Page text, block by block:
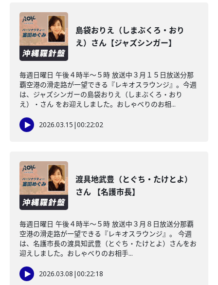
島袋おりえ（しまぶくろ・おり
え）さん【ジャズシンガー】
毎週日曜日 午後４時半～５時 放送中３月１５日放送分那
覇空港の滑走路が一望できる『レキオスラウンジ』。今週
は、ジャズシンガーの島袋おりえ（しまぶくろ・おり
え）・さん をお迎えしました。おしゃべりのお相...
2026.03.15 |00:22:02
渡具地武豊（とぐち・たけとよ）
さん 【名護市長】
毎週日曜日 午後４時半～５時 放送中３月８日放送分那覇
空港の滑走路が一望できる『レキオスラウンジ』。 今週
は、名護市長の渡具知武豊（とぐち・たけとよ）さんをお
迎えしました。おしゃべりのお相手...
2026.03.08 |00:22:18